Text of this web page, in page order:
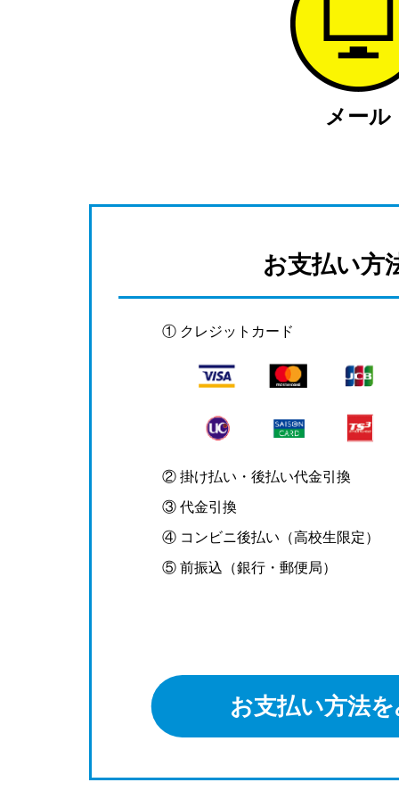
メール
お支払い方
① クレジットカード
② 掛け払い・後払い代金引換
③ 代金引換
④ コンビニ後払い（高校生限定）
⑤ 前振込（銀行・郵便局）
お支払い方法